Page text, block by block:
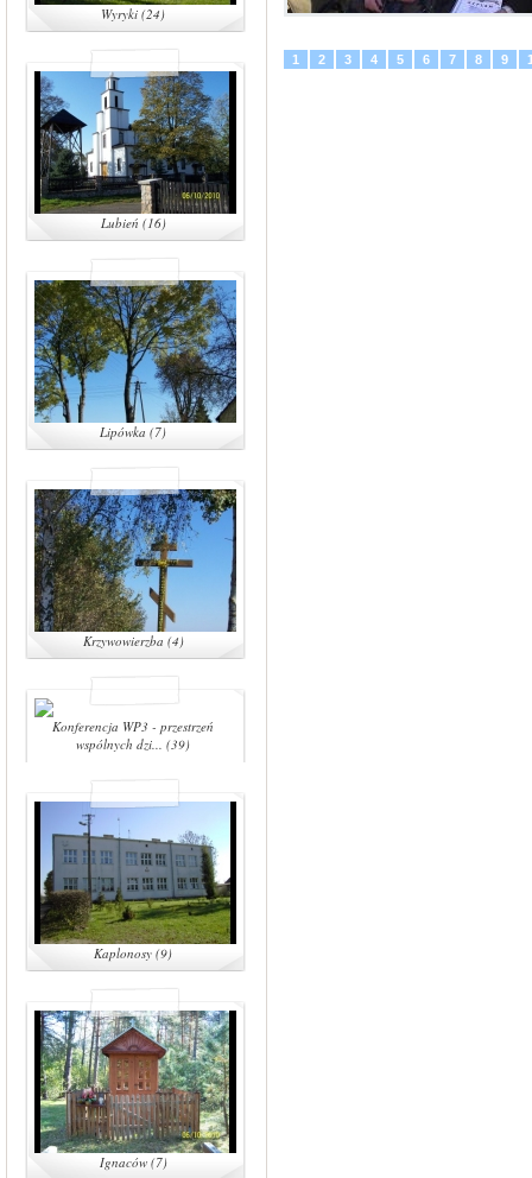
Wyryki (24)
Lubień (16)
Lipówka (7)
Krzywowierzba (4)
Konferencja WP3 - przestrzeń
wspólnych dzi... (39)
Kaplonosy (9)
Ignaców (7)
1 2 3 4 5 6 7 8 9